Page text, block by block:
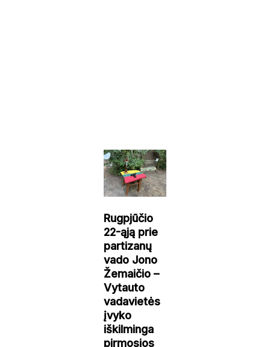
Rugpjūčio
22-ąją prie
partizanų
vado Jono
Žemaičio –
Vytauto
vadavietės
įvyko
iškilminga
pirmosios